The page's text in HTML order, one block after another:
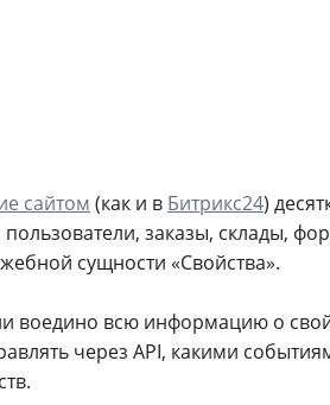
сайтом (как и в Битрикс24)
заказы, склады,
сущности «Свойства».
воедино всю информацию о
через API, какими